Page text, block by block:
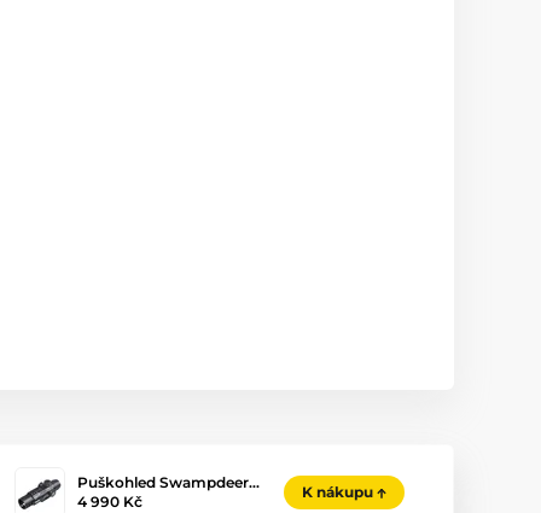
Puškohled Swampdeer…
4 990 Kč
K nákupu